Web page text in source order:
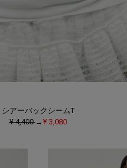
シアーバックシームT
¥ 4,400→ ¥ 3,080